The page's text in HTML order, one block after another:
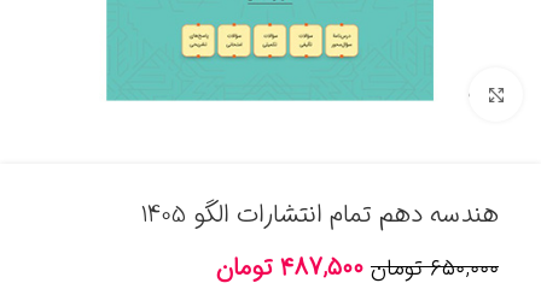
برای بزرگنمایی کلیک کنید
هندسه دهم تمام انتشارات الگو 1405
۶۵۰,۰۰۰ تومان ۴۸۷,۵۰۰تومان